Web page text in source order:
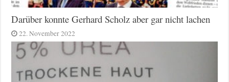
Darüber konnte Gerhard Scholz aber gar nicht lachen
22. November 2022